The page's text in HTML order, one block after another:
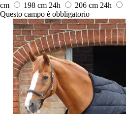
cm
198 cm 24h 206 cm 24h
Questo campo è obbligatorio